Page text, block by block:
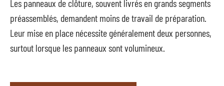
Les panneaux de clôture, souvent livrés en grands segments
préassemblés, demandent moins de travail de préparation.
Leur mise en place nécessite généralement deux personnes,
surtout lorsque les panneaux sont volumineux.